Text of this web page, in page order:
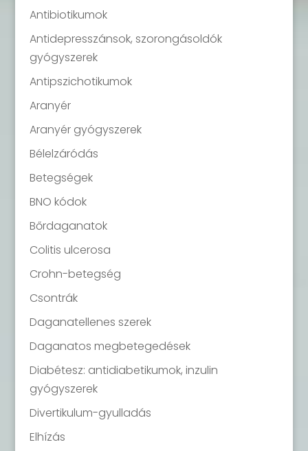
Antibiotikumok
Antidepresszánsok, szorongásoldók
gyógyszerek
Antipszichotikumok
Aranyér
Aranyér gyógyszerek
Bélelzáródás
Betegségek
BNO kódok
Bőrdaganatok
Colitis ulcerosa
Crohn-betegség
Csontrák
Daganatellenes szerek
Daganatos megbetegedések
Diabétesz: antidiabetikumok, inzulin
gyógyszerek
Divertikulum-gyulladás
Elhízás